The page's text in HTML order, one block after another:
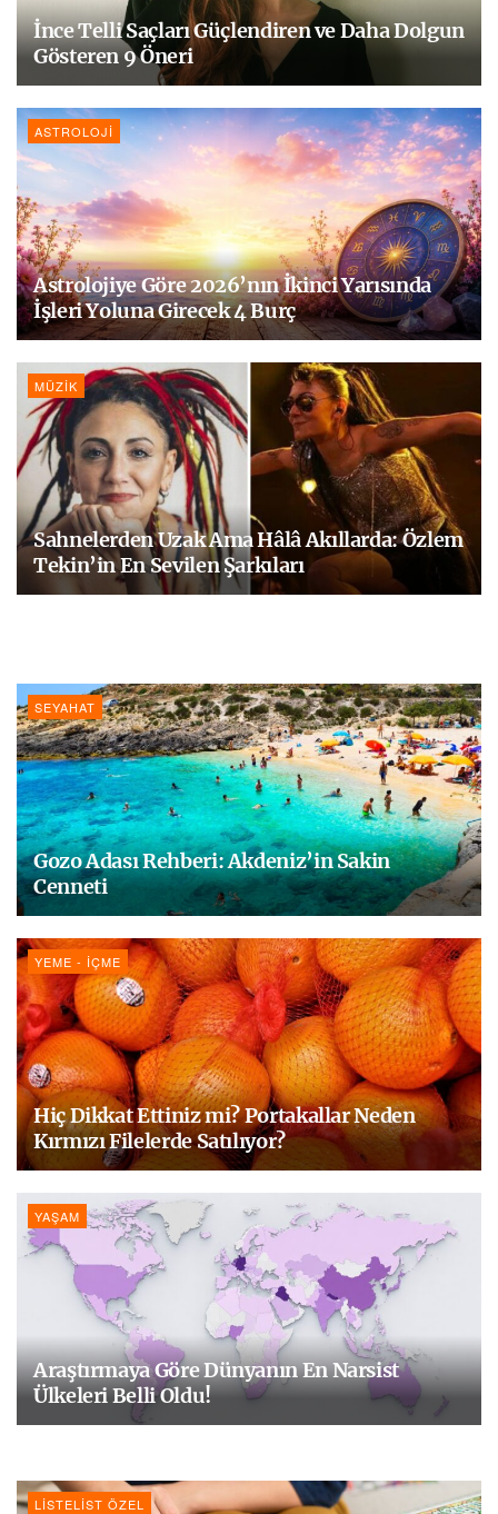
İnce Telli Saçları Güçlendiren ve Daha Dolgun
Gösteren 9 Öneri
ASTROLOJI
Astrolojiye Göre 2026’nın İkinci Yarısında
İşleri Yoluna Girecek 4 Burç
MÜZIK
Sahnelerden Uzak Ama Hâlâ Akıllarda: Özlem
Tekin’in En Sevilen Şarkıları
SEYAHAT
Gozo Adası Rehberi: Akdeniz’in Sakin
Cenneti
YEME - İÇME
Hiç Dikkat Ettiniz mi? Portakallar Neden
Kırmızı Filelerde Satılıyor?
YAŞAM
Araştırmaya Göre Dünyanın En Narsist
Ülkeleri Belli Oldu!
LISTELIST ÖZEL